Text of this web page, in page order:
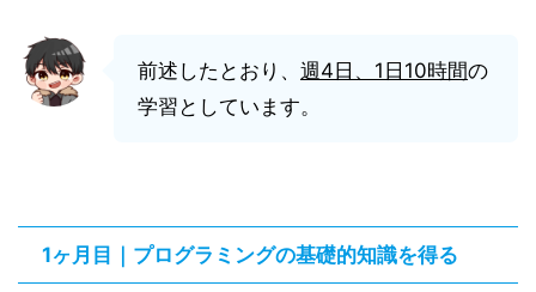
前述したとおり、 週4日、 1日10時間の
学習としています。
1ヶ月目｜プログラミングの基礎的知識を得る